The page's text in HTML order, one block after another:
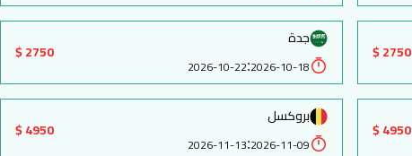
2750 $
جدة
2026-10-18
:
2026-10-22
2750 $
4950 $
بروكسل
2026-11-09
:
2026-11-13
4950 $